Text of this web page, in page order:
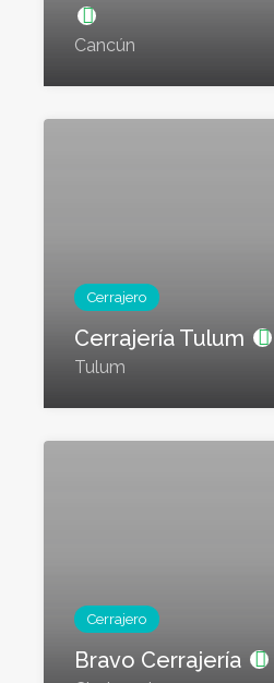
Cancún
Cerrajero
Cerrajería Tulum
Tulum
Cerrajero
Bravo Cerrajería